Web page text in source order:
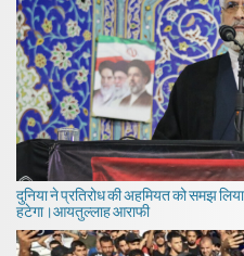
दुनिया ने प्रतिरोध की अहमियत को समझ
हटेगा।आयतुल्लाह आराफी